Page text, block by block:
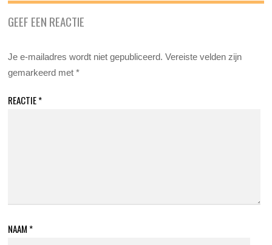
GEEF EEN REACTIE
Je e-mailadres wordt niet gepubliceerd. Vereiste velden zijn
gemarkeerd met*
REACTIE*
NAAM *